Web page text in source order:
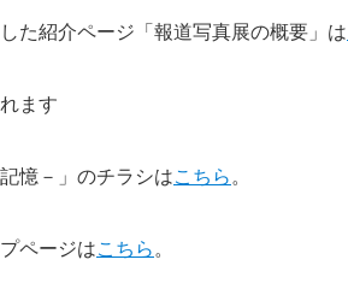
た紹介ページ「報道写真展の概要」は
ます
憶－」のチラシはこちら 。
ページはこちら 。